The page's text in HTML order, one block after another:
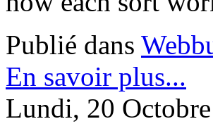
Publié dans
En savoir plus...
Lundi, 20